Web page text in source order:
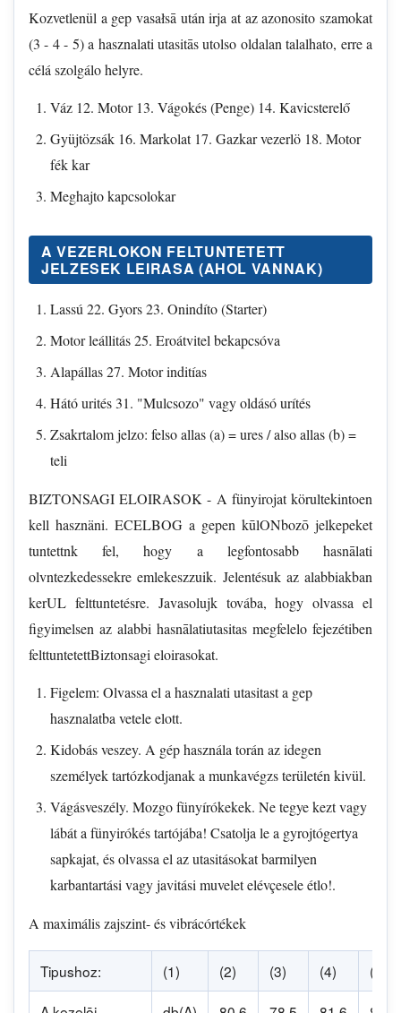
Kozvetlenül a gep vasałsā után irja at az azonosito szamokat
(3 - 4 - 5) a hasznalati utasitās utolso oldalan talalhato, erre a
célá szolgálo helyre.
Váz 12. Motor 13. Vágokés (Penge) 14. Kavicsterelő
Gyüjtözsák 16. Markolat 17. Gazkar vezerlö 18. Motor
fék kar
Meghajto kapcsolokar
A VEZERLOKON FELTUNTETETT
JELZESEK LEIRASA (AHOL VANNAK)
Lassú 22. Gyors 23. Onindíto (Starter)
Motor leállitás 25. Eroátvitel bekapcsóva
Alapállas 27. Motor inditías
Hátó urités 31. "Mulcsozo" vagy oldásó urítés
Zsakrtalom jelzo: felso allas (a) = ures / also allas (b) =
teli
BIZTONSAGI ELOIRASOK - A fünyirojat körultekintoen
kell hasznäni. ECELBOG a gepen kūlONbozō jelkepeket
tuntettnk fel, hogy a legfontosabb hasnālati
olvntezkedessekre emlekeszzuik. Jelentésuk az alabbiakban
kerUL felttuntetésre. Javasolujk továba, hogy olvassa el
figyimelsen az alabbi hasnālatiutasitas megfelelo fejezétiben
felttuntetettBiztonsagi eloirasokat.
Figelem: Olvassa el a hasznalati utasitast a gep
hasznalatba vetele elott.
Kidobás veszey. A gép használa torán az idegen
személyek tartózkodjanak a munkavégzs területén kivül.
Vágásveszély. Mozgo fünyírókekek. Ne tegye kezt vagy
lábát a fünyirókés tartójába! Csatolja le a gyrojtógertya
sapkajat, és olvassa el az utasitásokat barmilyen
karbantartási vagy javitási muvelet elévçesele étlo!.
A maximális zajszint- és vibrácórtékek
Tipushoz: (1) (2) (3) (4) (5)